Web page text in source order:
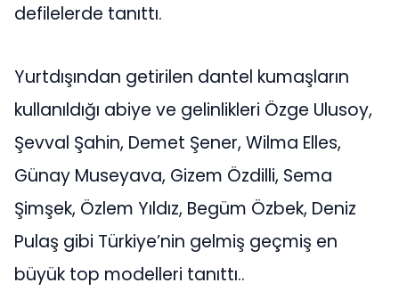
defilelerde tanıttı.
Yurtdışından getirilen dantel kumaşların
kullanıldığı abiye ve gelinlikleri Özge Ulusoy,
Şevval Şahin, Demet Şener, Wilma Elles,
Günay Museyava, Gizem Özdilli, Sema
Şimşek, Özlem Yıldız, Begüm Özbek, Deniz
Pulaş gibi Türkiye’nin gelmiş geçmiş en
büyük top modelleri tanıttı..